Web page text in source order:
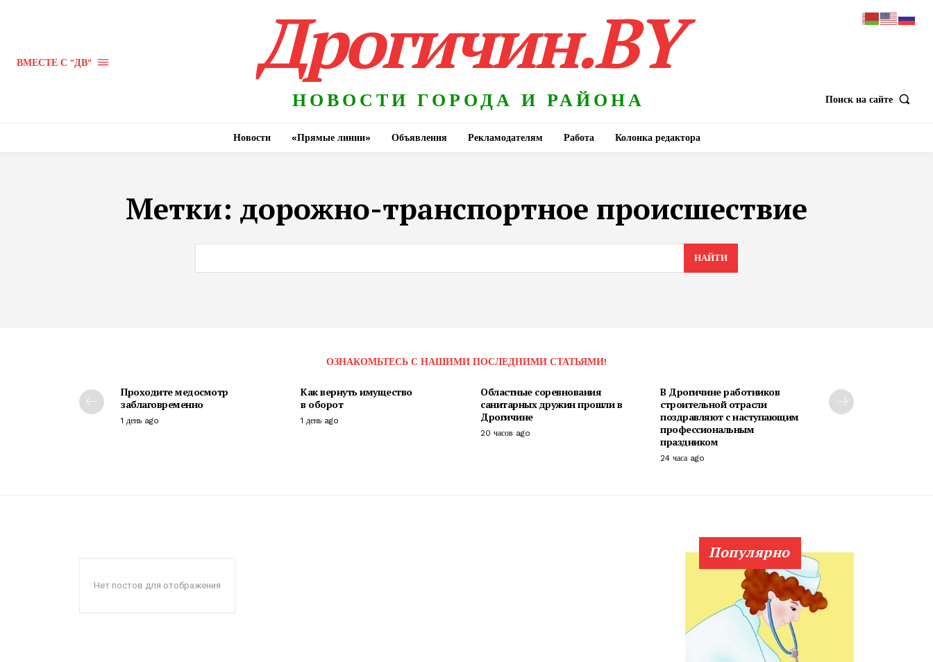
ВМЕСТЕ С "ДВ" Дрогичин.BY
НОВОСТИ ГОРОДА И РАЙОНА Поиск на сайте
Новости «Прямые линии» Объявления Рекламодателям Работа Колонка редактора
Метки: дорожно-транспортное происшествие
НАЙТИ
ОЗНАКОМЬТЕСЬ С НАШИМИ ПОСЛЕДНИМИ СТАТЬЯМИ!
Проходите медосмотр
заблаговременно
1 день ago
Как вернуть имущество
в оборот
1 день ago
Областные соревнования
санитарных дружин прошли в
Дрогичине
20 часов ago
В Дрогичине работников
строительной отрасли
поздравляют с наступающим
профессиональным
праздником
24 часа ago
Нет постов для отображения
Популярно